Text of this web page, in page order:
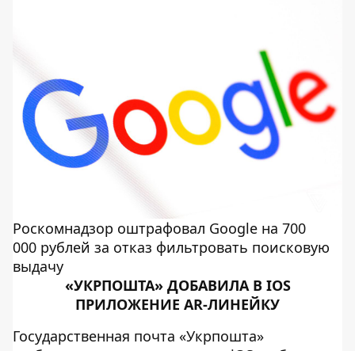
Роскомнадзор оштрафовал Google на 700
000 рублей за отказ фильтровать поисковую
выдачу
«УКРПОШТА» ДОБАВИЛА В IOS
ПРИЛОЖЕНИЕ AR-ЛИНЕЙКУ
Государственная почта «Укрпошта»